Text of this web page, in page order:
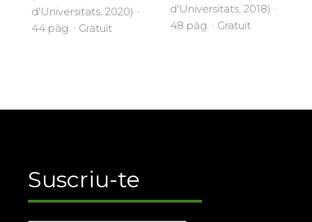
d'Universitats, 2020) ·
44 pàg. · Gratuït
d'Universitats, 2018) ·
48 pàg. · Gratuït
Suscriu-te